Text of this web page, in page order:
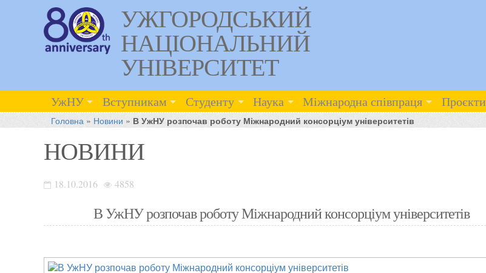
УЖГОРОДСЬКИЙ
НАЦІОНАЛЬНИЙ
УНІВЕРСИТЕТ
УжНУ Вступникам Студенту Наука Міжнародна співпраця Проєкти
Головна » Новини » В УжНУ розпочав роботу Міжнародний консорціум університетів
НОВИНИ
18.10.2016 4858
В УжНУ розпочав роботу Міжнародний консорціум університетів